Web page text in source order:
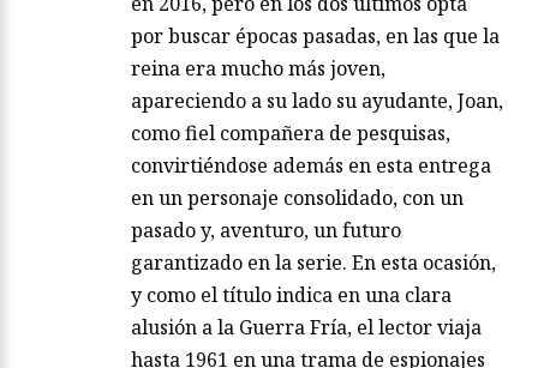
por buscar épocas pasadas, en las que la
reina era mucho más joven,
apareciendo a su lado su ayudante, Joan,
como fiel compañera de pesquisas,
convirtiéndose además en esta entrega
en un personaje consolidado, con un
pasado y, aventuro, un futuro
garantizado en la serie. En esta ocasión,
y como el título indica en una clara
alusión a la Guerra Fría, el lector viaja
hasta 1961 en una trama de espionajes